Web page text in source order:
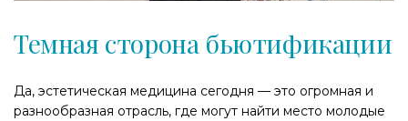
Темная сторона бьютификации
Да, эстетическая медицина сегодня — это огромная и
разнообразная отрасль, где могут найти место молодые